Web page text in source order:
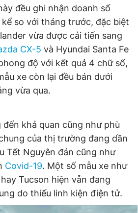
đều ghi nhận doanh số
so với tháng trước, đặc biệt
vừa được cải tiến sang
CX-5 và Hyundai Santa Fe
độ với kết quả 4 chữ số,
xe còn lại đều bán dưới
vừa qua.
đến khả quan cũng như phù
của thị trường đang dần
Tết Nguyên đán cũng như
Covid-19. Một số mẫu xe như
Tucson hiện vẫn đang
do thiếu linh kiện điện tử.